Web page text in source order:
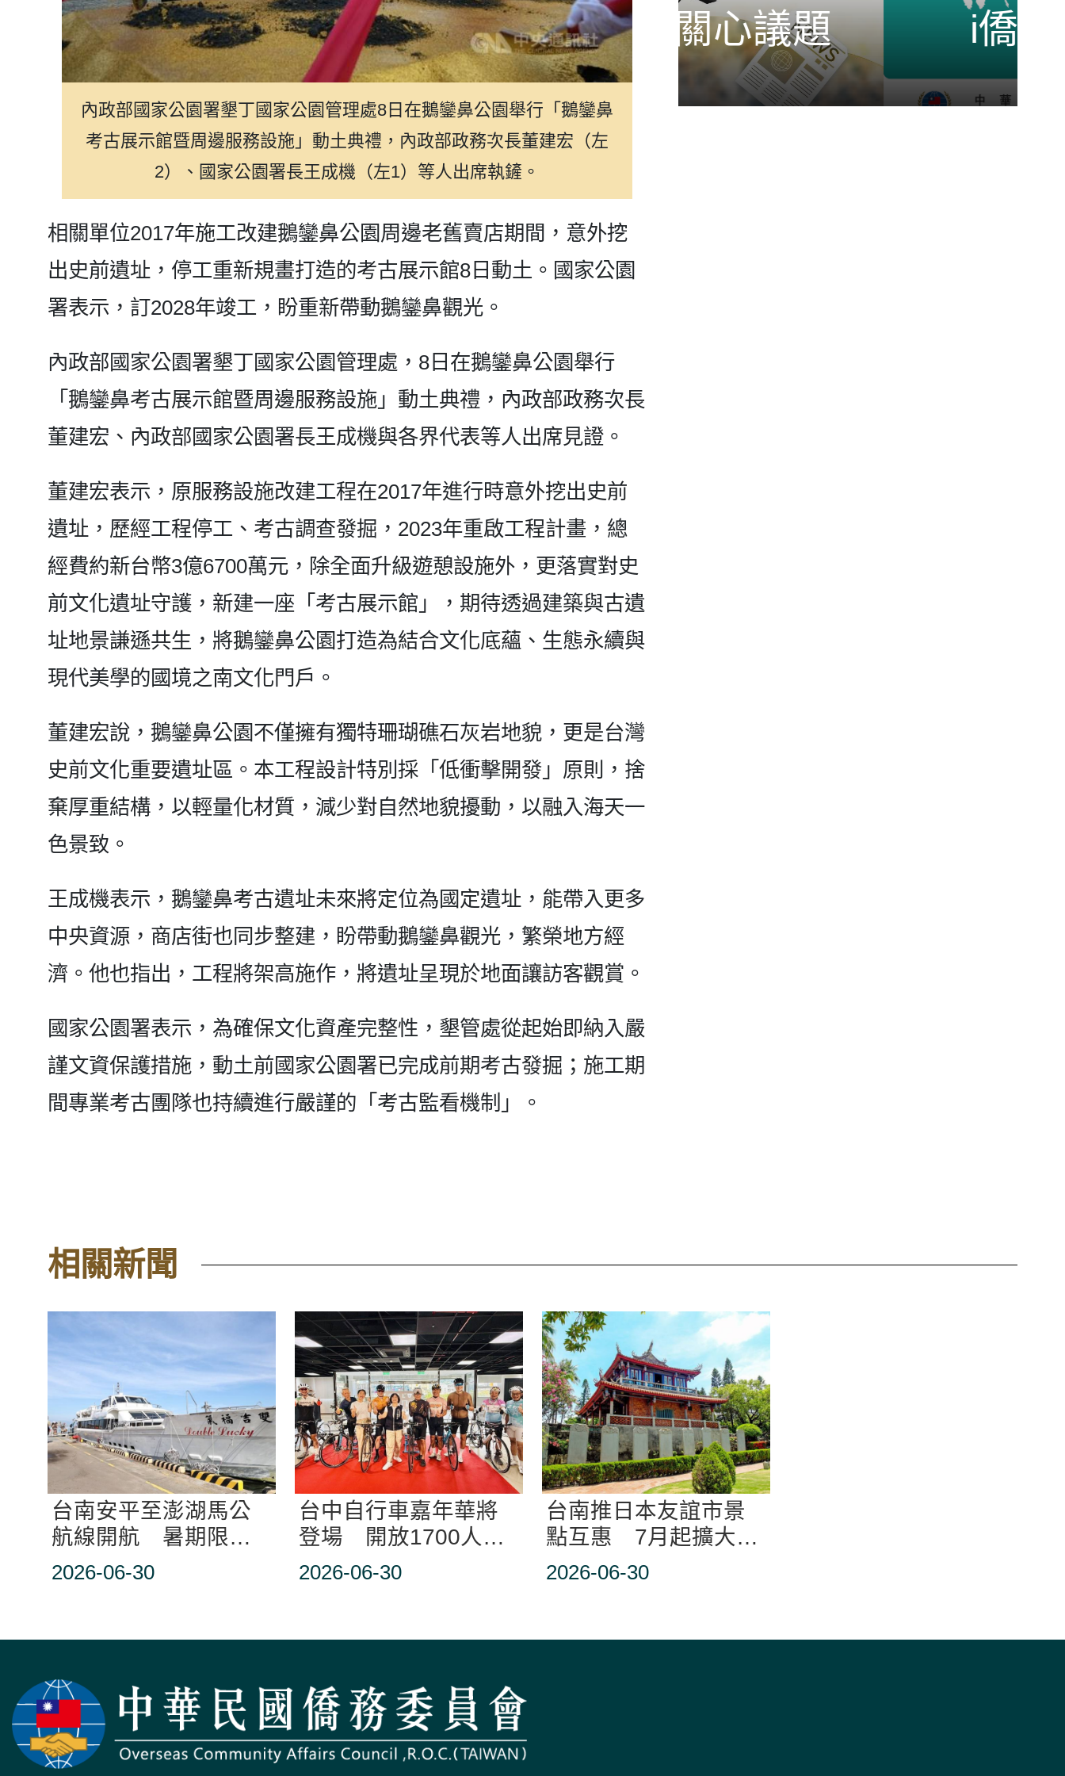
內政部國家公園署墾丁國家公園管理處8日在鵝鑾鼻公園舉行「鵝鑾鼻
考古展示館暨周邊服務設施」動土典禮，內政部政務次長董建宏（左
2）、國家公園署長王成機（左1）等人出席執鏟。
相關單位2017年施工改建鵝鑾鼻公園周邊老舊賣店期間，意外挖
出史前遺址，停工重新規畫打造的考古展示館8日動土。國家公園
署表示，訂2028年竣工，盼重新帶動鵝鑾鼻觀光。
內政部國家公園署墾丁國家公園管理處，8日在鵝鑾鼻公園舉行
「鵝鑾鼻考古展示館暨周邊服務設施」動土典禮，內政部政務次長
董建宏、內政部國家公園署長王成機與各界代表等人出席見證。
董建宏表示，原服務設施改建工程在2017年進行時意外挖出史前
遺址，歷經工程停工、考古調查發掘，2023年重啟工程計畫，總
經費約新台幣3億6700萬元，除全面升級遊憩設施外，更落實對史
前文化遺址守護，新建一座「考古展示館」，期待透過建築與古遺
址地景謙遜共生，將鵝鑾鼻公園打造為結合文化底蘊、生態永續與
現代美學的國境之南文化門戶。
董建宏說，鵝鑾鼻公園不僅擁有獨特珊瑚礁石灰岩地貌，更是台灣
史前文化重要遺址區。本工程設計特別採「低衝擊開發」原則，捨
棄厚重結構，以輕量化材質，減少對自然地貌擾動，以融入海天一
色景致。
王成機表示，鵝鑾鼻考古遺址未來將定位為國定遺址，能帶入更多
中央資源，商店街也同步整建，盼帶動鵝鑾鼻觀光，繁榮地方經
濟。他也指出，工程將架高施作，將遺址呈現於地面讓訪客觀賞。
國家公園署表示，為確保文化資產完整性，墾管處從起始即納入嚴
謹文資保護措施，動土前國家公園署已完成前期考古發掘；施工期
間專業考古團隊也持續進行嚴謹的「考古監看機制」。
光華選讀 僑胞關心議題 i僑卡推廣
相關新聞
台南安平至澎湖馬公
航線開航 暑期限定
營運
2026-06-30
台中自行車嘉年華將
登場 開放1700人免
費報名
2026-06-30
台南推日本友誼市景
點互惠 7月起擴大至
12市
2026-06-30